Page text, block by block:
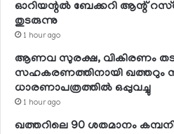
ഓറിയന്റല്‍ ബേക്കറി ആന്റ്
തുടരുന്നു
1 hour ago
ആണവ സുരക്ഷ, വികിരണം
സഹകരണത്തിനായി ഖത്തറും
ധാരണാപത്രത്തില്‍ ഒപ്പുവച്ചു
1 hour ago
ഖത്തറിലെ 90 ശതമാനം